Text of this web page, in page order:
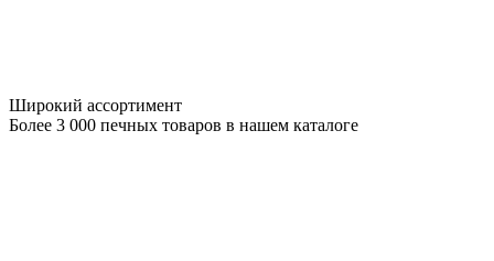
Широкий ассортимент
Более 3 000 печных товаров в нашем каталоге